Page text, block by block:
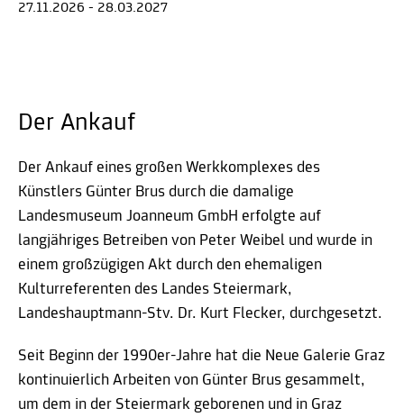
27.11.2026 - 28.03.2027
Der Ankauf
Der Ankauf eines großen Werkkomplexes des
Künstlers Günter Brus durch die damalige
Landesmuseum Joanneum GmbH erfolgte auf
langjähriges Betreiben von Peter Weibel und wurde in
einem großzügigen Akt durch den ehemaligen
Kulturreferenten des Landes Steiermark,
Landeshauptmann-Stv. Dr. Kurt Flecker, durchgesetzt.
Seit Beginn der 1990er-Jahre hat die Neue Galerie Graz
kontinuierlich Arbeiten von Günter Brus gesammelt,
um dem in der Steiermark geborenen und in Graz